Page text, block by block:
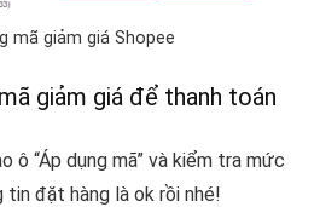
mã giảm giá Shopee
giảm giá để thanh toán
ô “Áp dụng mã” và kiểm tra mức
tin đặt hàng là ok rồi nhé!